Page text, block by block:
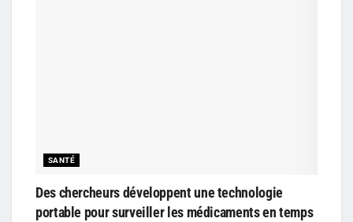
SANTÉ
Des chercheurs développent une technologie
portable pour surveiller les médicaments en temps